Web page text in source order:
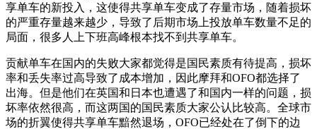
享单车的新投入，这使得共享单车变成了存量市场，随着损坏
的严重存量越来越少，导致了后期市场上投放单车数量不足的
局面，很多人上下班高峰根本找不到共享单车。
贡献单车在国内的失败大家都觉得是国民素质有待提高，损坏
率和丢失率过高导致了成本增加，因此摩拜和OFO都选择了
出海。但是他们在英国和日本也遭遇了和国内一样的问题，损
坏率依然很高，而这两国的国民素质大家公认比较高。全球市
场的折翼使得共享单车黯然退场，OFO已经处在了倒下的边